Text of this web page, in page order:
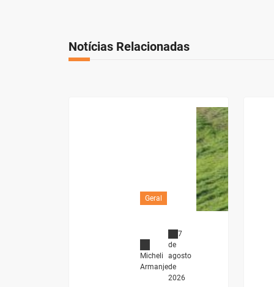
Notícias Relacionadas
Geral
Micheli
Armanje
7
de
agosto
de
2026